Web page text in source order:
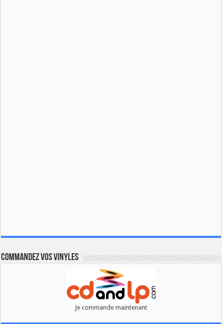
Commandez vos vinyles
Je commande maintenant